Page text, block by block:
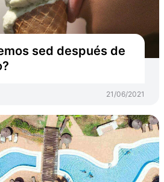
sed después de
21/06/2021